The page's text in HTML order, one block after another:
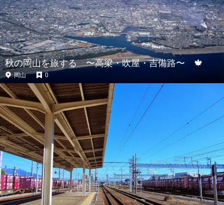
秋の岡山を旅する 〜高梁・吹屋・吉備路〜 🍁
岡山 0